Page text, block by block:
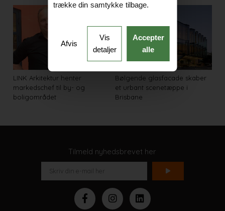
LINK Arkitektur henter
markedschef til by- og
boligområdet
Bølgende glasfacade skaber
et urbant scenetæppe i
Brisbane
Tilmeld nyhedsbrevet her
trække din samtykke tilbage.
Afvis
Vis
detaljer
Accepter
alle